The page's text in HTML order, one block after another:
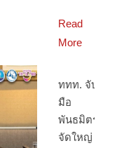
Read
More
ททท. จับ
มือ
พันธมิตร
จัดใหญ่